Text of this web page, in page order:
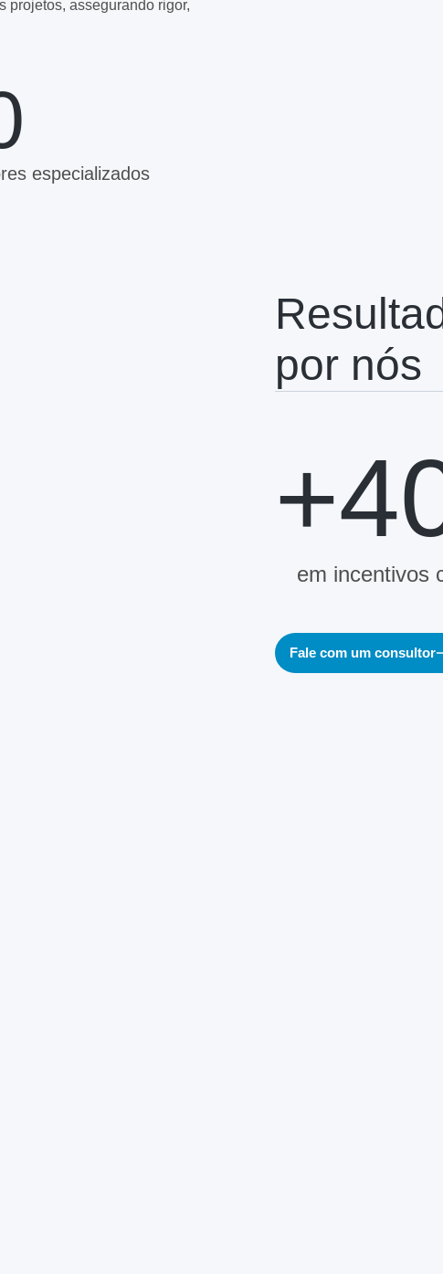
projetos, assegurando rigor,
especializados
por nós
em incentivos
Fale com um consultor